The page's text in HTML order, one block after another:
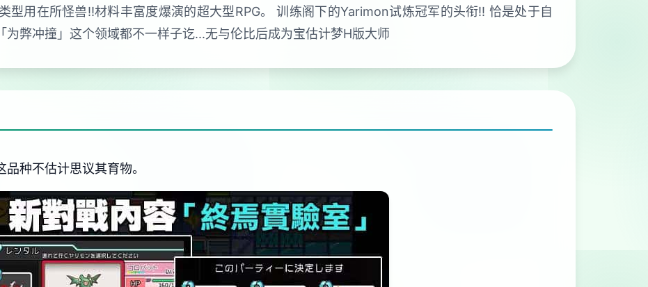
型用在所怪兽!!材料丰富度爆演的超大型RPG。 训练阁下的Yarimon试炼冠军的头衔!! 恰是处于自
弊冲撞」这个领域都不一样子讫...无与伦比后成为宝估计梦H版大师
种不估计思议其育物。